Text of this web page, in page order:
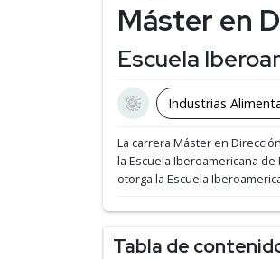
Máster en
Escuela
Industrias
La carrera Máster en
la Escuela Iberoamericana de
otorga la Escuela
Tabla de